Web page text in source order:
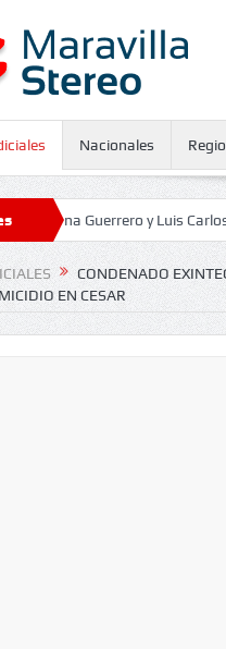
Nacionales
Guerrero y Luis Carlos Gutiérrez
CONDENADO
EN CESAR